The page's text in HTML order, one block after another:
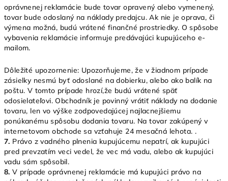
oprávnenej reklamácie bude tovar opravený alebo vymenený,
tovar bude odoslaný na náklady predajcu. Ak nie je oprava, či
výmena možná, budú vrátené finančné prostriedky. O spôsobe
vybavenia reklamácie informuje predávajúci kupujúceho e-
mailom.
Dôležité upozornenie: Upozorňujeme, že v žiadnom prípade
zásielky nesmú byť odoslané na dobierku, alebo ako balík na
poštu. V tomto prípade hrozí,že budú vrátené späť
odosielateľovi. Obchodník je povinný vrátiť náklady na dodanie
tovaru, len vo výške zodpovedajúcej najlacnejšiemu
ponúkanému spôsobu dodania tovaru. Na tovar zakúpený v
internetovom obchode sa vzťahuje 24 mesačná lehota. .
7. Právo z vadného plnenia kupujúcemu nepatrí, ak kupujúci
pred prevzatím veci vedel, že vec má vadu, alebo ak kupujúci
vadu sám spôsobil.
8. V prípade oprávnenej reklamácie má kupujúci právo na